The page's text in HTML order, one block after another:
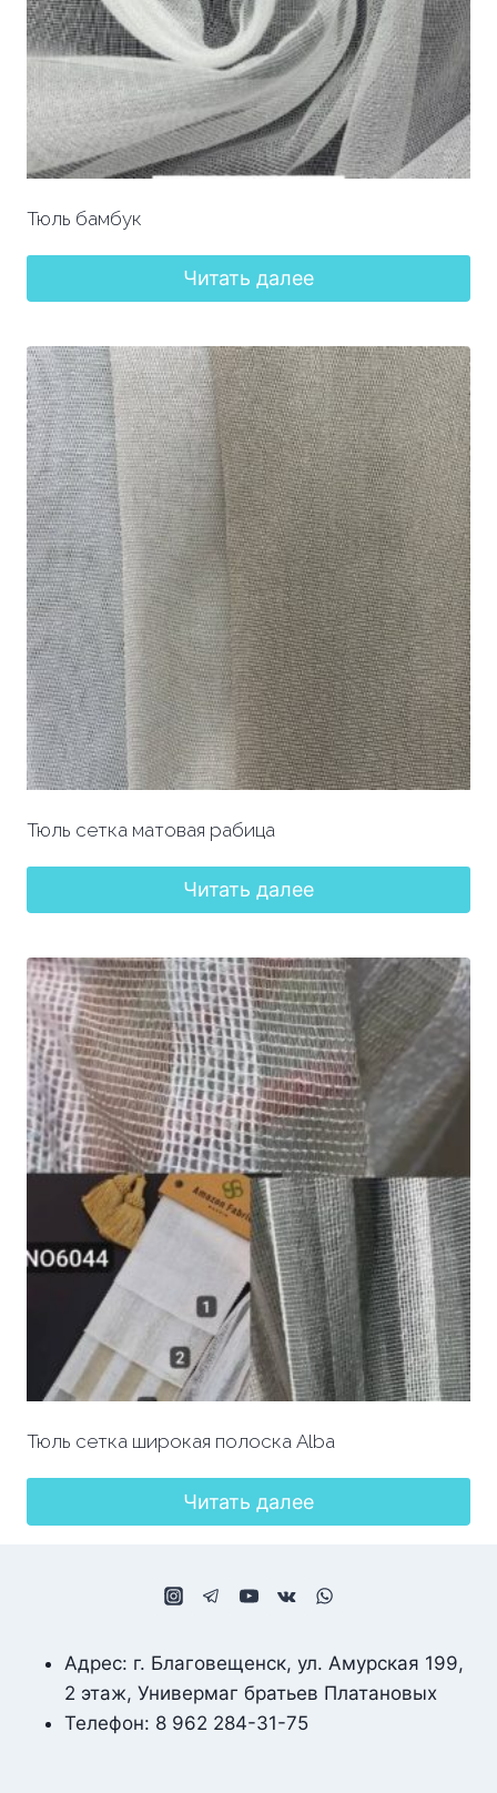
Тюль бамбук
Читать далее
Тюль сетка матовая рабица
Читать далее
Тюль сетка широкая полоска Alba
Читать далее
Адрес: г. Благовещенск, ул. Амурская 199,
2 этаж, Универмаг братьев Платановых
Телефон: 8 962 284-31-75